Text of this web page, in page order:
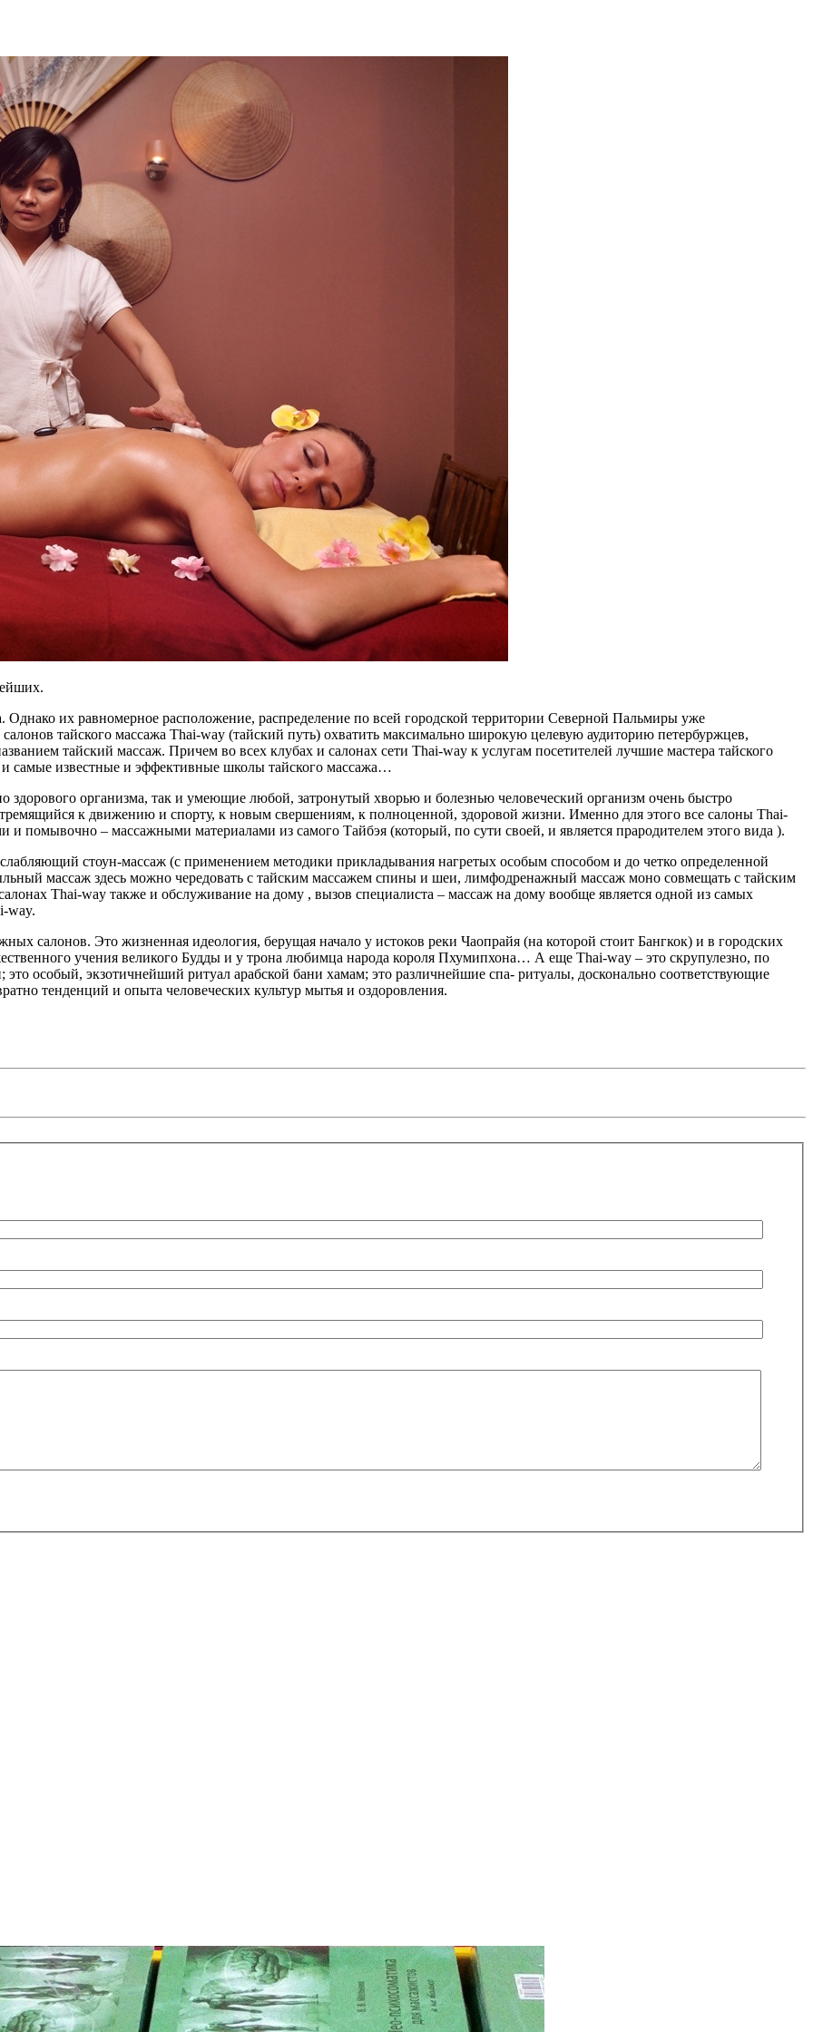
Однако их равномерное расположение, распределение по всей городской территории Северной Пальмиры уже
салонов тайского массажа Thai-way (тайский путь) охватить максимально широкую целевую аудиторию петербуржцев,
тайский массаж. Причем во всех клубах и салонах сети Thai-way к услугам посетителей лучшие мастера тайского
самые известные и эффективные школы тайского массажа…
организма, так и умеющие любой, затронутый хворью и болезнью человеческий организм очень быстро
к движению и спорту, к новым свершениям, к полноценной, здоровой жизни. Именно для этого все салоны Thai-
помывочно – массажными материалами из самого Тайбэя (который, по сути своей, и является прародителем этого вида ).
стоун-массаж (с применением методики прикладывания нагретых особым способом и до четко определенной
массаж здесь можно чередовать с тайским массажем спины и шеи, лимфодренажный массаж моно совмещать с тайским
Thai-way также и обслуживание на дому , вызов специалиста – массаж на дому вообще является одной из самых
way.
салонов. Это жизненная идеология, берущая начало у истоков реки Чаопрайя (на которой стоит Бангкок) и в городских
учения великого Будды и у трона любимца народа короля Пхумипхона… А еще Thai-way – это скрупулезно, по
это особый, экзотичнейший ритуал арабской бани хамам; это различнейшие спа- ритуалы, досконально соответствующие
тенденций и опыта человеческих культур мытья и оздоровления.